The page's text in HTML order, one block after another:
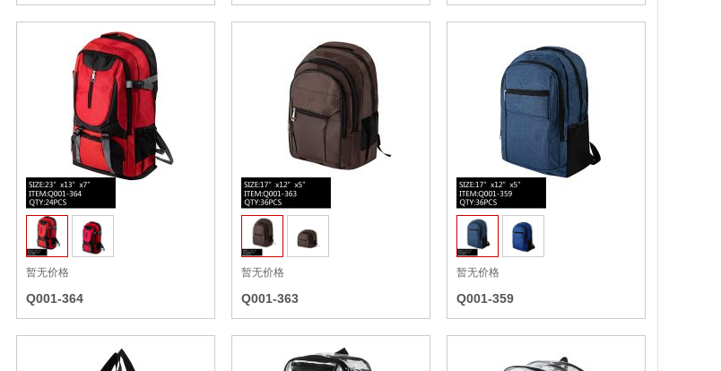
收藏 收藏
暂无价格
Q001-364
收藏
暂无价格
Q001-363
暂无价格
Q001-359